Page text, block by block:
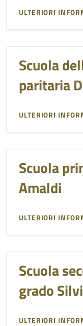
ULTERIORI
Scuola
paritaria
ULTERIORI
Scuola
Amaldi
ULTERIORI
Scuola
grado
ULTERIORI